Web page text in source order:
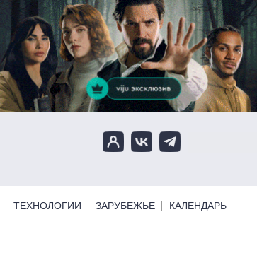
ТЕХНОЛОГИИ ЗАРУБЕЖЬЕ КАЛЕНДАРЬ